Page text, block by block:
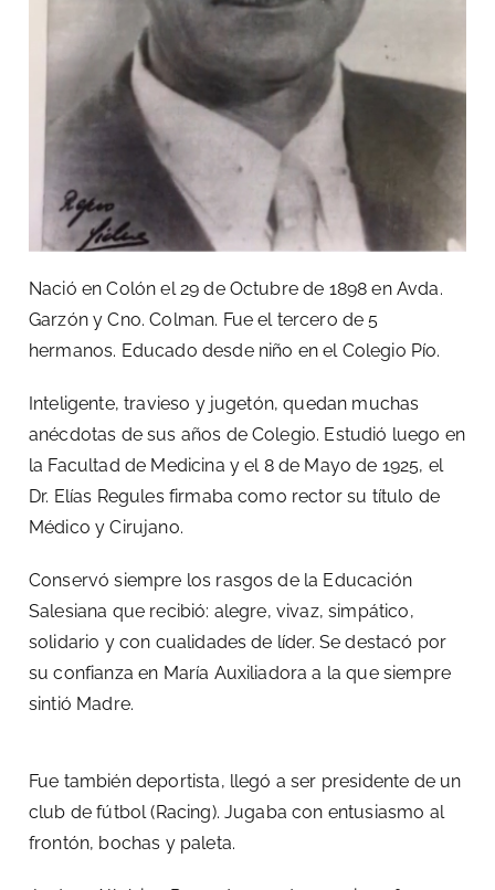
Nació en Colón el 29 de Octubre de 1898 en Avda.
Garzón y Cno. Colman. Fue el tercero de 5
hermanos. Educado desde niño en el Colegio Pío.
Inteligente, travieso y jugetón, quedan muchas
anécdotas de sus años de Colegio. Estudió luego en
la Facultad de Medicina y el 8 de Mayo de 1925, el
Dr. Elías Regules firmaba como rector su título de
Médico y Cirujano.
Conservó siempre los rasgos de la Educación
Salesiana que recibió: alegre, vivaz, simpático,
solidario y con cualidades de líder. Se destacó por
su confianza en María Auxiliadora a la que siempre
sintió Madre.
Fue también deportista, llegó a ser presidente de un
club de fútbol (Racing). Jugaba con entusiasmo al
frontón, bochas y paleta.